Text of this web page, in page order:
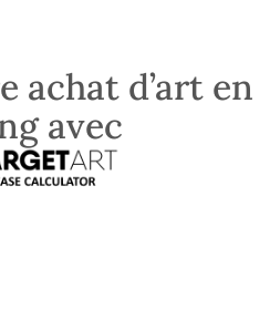
achat d’art en
avec